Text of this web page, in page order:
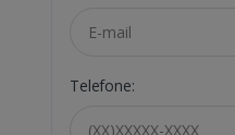
Telefone: